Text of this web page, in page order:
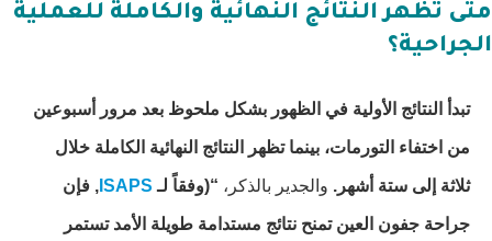
متى تظهر النتائج النهائية والكاملة للعملية
الجراحية؟
تبدأ النتائج الأولية في الظهور بشكل ملحوظ بعد مرور أسبوعين
من اختفاء التورمات، بينما تظهر النتائج النهائية الكاملة خلال
ثلاثة إلى ستة أشهر. والجدير بالذكر، “(وفقاً لـ ISAPS , فإن
جراحة جفون العين تمنح نتائج مستدامة طويلة الأمد تستمر